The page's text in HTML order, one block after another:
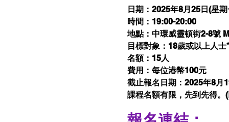
日期：2025年8月25日(星
時間：19:00-20:00
地點：中環威靈頓街2-8號
目標對象：18歲或以上人士*
名額：15人
費用：每位港幣100元
截止報名日期：2025年8月
課程名額有限，先到先得。